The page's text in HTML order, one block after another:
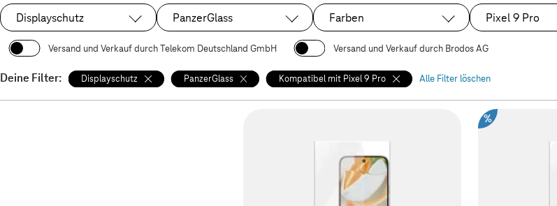
Ausgewählt:
Displayschutz Ausgewählt:
PanzerGlass Farben Ausgewählt:
Pixel 9 Pro
Versand und Verkauf durch Telekom Deutschland GmbH Versand und Verkauf durch Brodos AG
Deine Filter: Displayschutz PanzerGlass Kompatibel mit Pixel 9 Pro Alle Filter löschen
%